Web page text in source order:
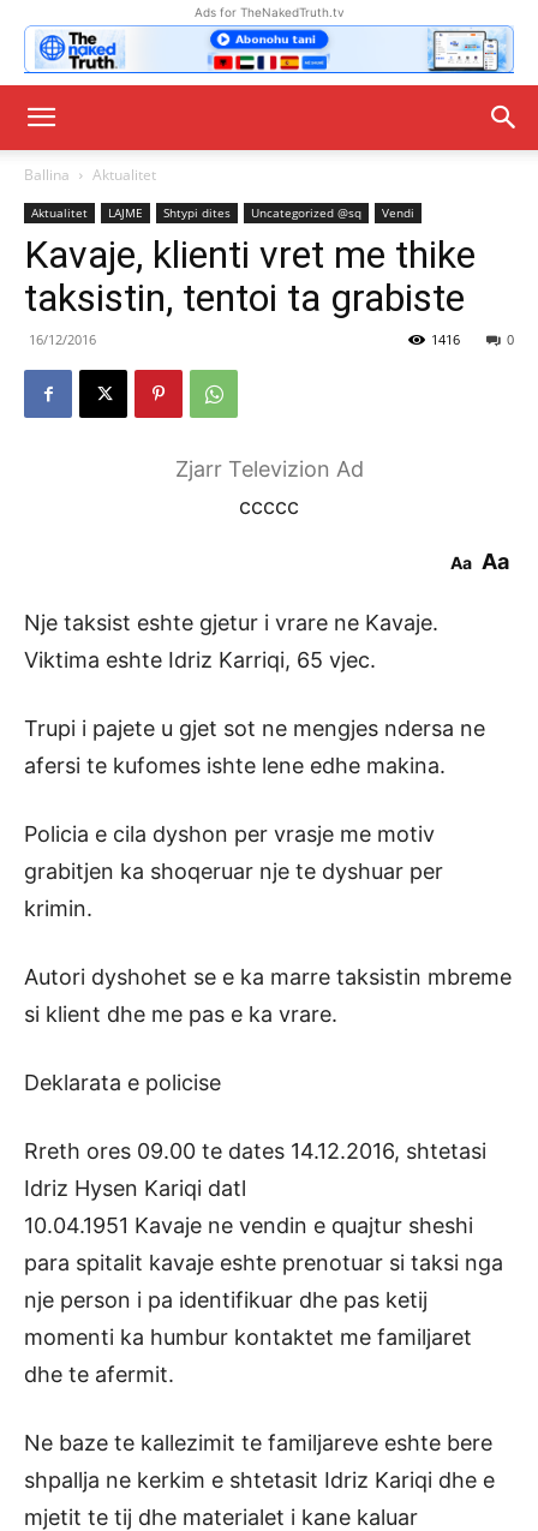
Ads for TheNakedTruth.tv
Ballina Aktualitet
Aktualitet LAJME Shtypi dites Uncategorized @sq Vendi
Kavaje, klienti vret me thike
taksistin, tentoi ta grabiste
16/12/2016 0
1416
Zjarr Televizion Ad
ccccc
Aa Aa
Nje taksist eshte gjetur i vrare ne Kavaje.
Viktima eshte Idriz Karriqi, 65 vjec.
Trupi i pajete u gjet sot ne mengjes ndersa ne
afersi te kufomes ishte lene edhe makina.
Policia e cila dyshon per vrasje me motiv
grabitjen ka shoqeruar nje te dyshuar per
krimin.
Autori dyshohet se e ka marre taksistin mbreme
si klient dhe me pas e ka vrare.
Deklarata e policise
Rreth ores 09.00 te dates 14.12.2016, shtetasi
Idriz Hysen Kariqi datl
10.04.1951 Kavaje ne vendin e quajtur sheshi
para spitalit kavaje eshte prenotuar si taksi nga
nje person i pa identifikuar dhe pas ketij
momenti ka humbur kontaktet me familjaret
dhe te afermit.
Ne baze te kallezimit te familjareve eshte bere
shpallja ne kerkim e shtetasit Idriz Kariqi dhe e
mjetit te tij dhe materialet i kane kaluar